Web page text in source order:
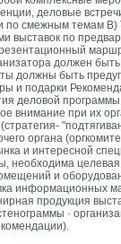
деловые
по смежным темам В)
выставок по
должен быть
должны быть
и подарки
деловой
внимание при их
органа
и интересной
необходима
и
информационных
продукция
·